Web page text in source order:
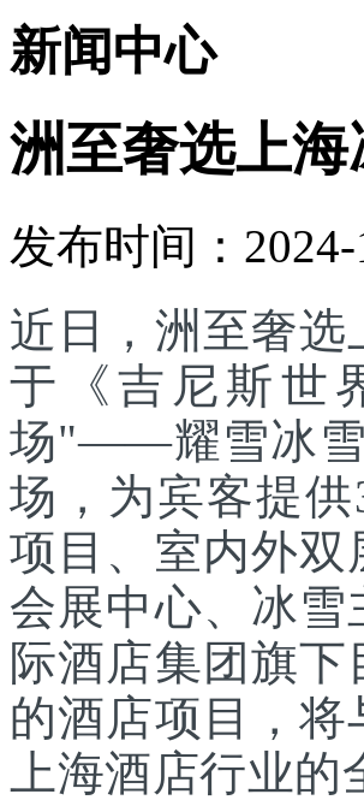
新闻中心
洲至奢选上
发布时间：2024-
近日，洲至奢
于《吉尼斯世
场"——耀雪冰雪
场，为宾客提
项目、室内外
会展中心、冰
际酒店集团旗
的酒店项目，
上海酒店行业